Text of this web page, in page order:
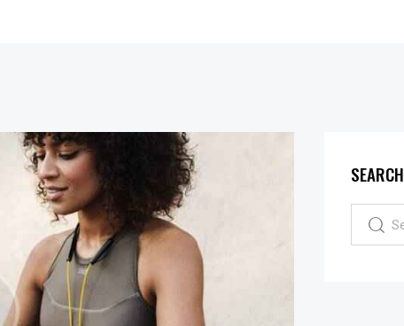
SEARCH
Search
for: